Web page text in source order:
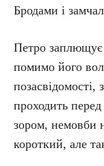
Бродами і
Петро заплющує
помимо його
позасвідомості,
проходить
зором, немовби
короткий, але